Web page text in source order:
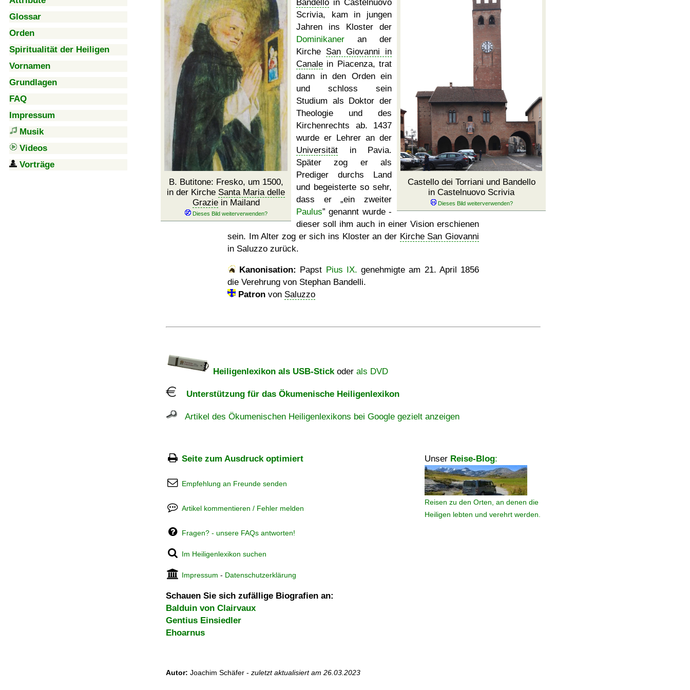
Glossar
Orden
Spiritualität der Heiligen
Vornamen
Grundlagen
FAQ
Impressum
Musik
Videos
Vorträge
B. Butitone: Fresko, um 1500,
in der Kirche Santa Maria delle
Graziein Mailand
Castello dei Torriani und Bandello
in Castelnuovo Scrivia
Bandello in Castelnuovo
Scrivia, kam in jungen
Jahren ins Kloster der
Dominikaner an der
Kirche San Giovanni in
Canale in Piacenza, trat
dann in den Orden ein
und schloss sein
Studium als Doktor der
Theologie und des
Kirchenrechts ab. 1437
wurde er Lehrer an der
Universität in Pavia.
Später zog er als
Prediger durchs Land
und begeisterte so sehr,
dass er ein zweiter
Paulus
genannt wurde -
dieser soll ihm auch in einer Vision erschienen
sein. Im Alter zog er sich ins Kloster an der Kirche San Giovanni
in Saluzzo zurück.
Kanonisation: Papst Pius IX. genehmigte am 21. April 1856
die Verehrung von Stephan Bandelli.
Patron von Saluzzo
Heiligenlexikon als USB-Stickoder als DVD
Unterstützung für das Ökumenische Heiligenlexikon
Artikel des Ökumenischen Heiligenlexikons bei Google gezielt anzeigen
Seite zum Ausdruck optimiert Unser Reise-Blog:
Reisen zu den Orten, an denen die
Heiligen lebten und verehrt werden.
Empfehlung an Freunde senden
Artikel kommentieren / Fehler melden
Fragen? - unsere FAQs antworten!
Im Heiligenlexikon suchen
Impressum - Datenschutzerklärung
Schauen Sie sich zufällige Biografien an:
Balduin von Clairvaux
Gentius Einsiedler
Ehoarnus
Autor: Joachim Schäfer - zuletzt aktualisiert am 26.03.2023